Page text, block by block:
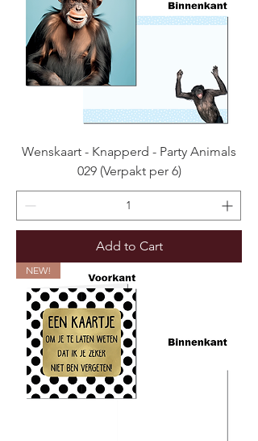
Wenskaart - Knapperd - Party Animals
029 (Verpakt per 6)
Add to Cart
NEW!